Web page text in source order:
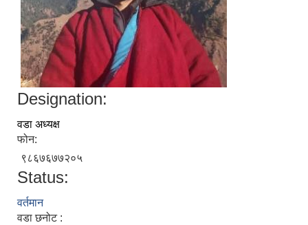
Designation:
वडा अध्यक्ष
फोन:
९८६७६७७२०५
Status:
वर्तमान
वडा छनोट :